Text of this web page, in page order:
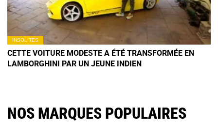
INSOLITES
CETTE VOITURE MODESTE A ÉTÉ TRANSFORMÉE EN
LAMBORGHINI PAR UN JEUNE INDIEN
NOS MARQUES POPULAIRES